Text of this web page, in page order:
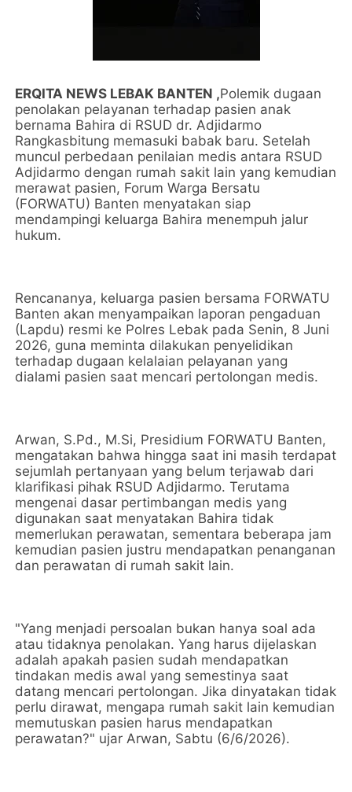
ERQITA NEWS LEBAK BANTEN ,Polemik dugaan
penolakan pelayanan terhadap pasien anak
bernama Bahira di RSUD dr. Adjidarmo
Rangkasbitung memasuki babak baru. Setelah
muncul perbedaan penilaian medis antara RSUD
Adjidarmo dengan rumah sakit lain yang kemudian
merawat pasien, Forum Warga Bersatu
(FORWATU) Banten menyatakan siap
mendampingi keluarga Bahira menempuh jalur
hukum.
Rencananya, keluarga pasien bersama FORWATU
Banten akan menyampaikan laporan pengaduan
(Lapdu) resmi ke Polres Lebak pada Senin, 8 Juni
2026, guna meminta dilakukan penyelidikan
terhadap dugaan kelalaian pelayanan yang
dialami pasien saat mencari pertolongan medis.
Arwan, S.Pd., M.Si, Presidium FORWATU Banten,
mengatakan bahwa hingga saat ini masih terdapat
sejumlah pertanyaan yang belum terjawab dari
klarifikasi pihak RSUD Adjidarmo. Terutama
mengenai dasar pertimbangan medis yang
digunakan saat menyatakan Bahira tidak
memerlukan perawatan, sementara beberapa jam
kemudian pasien justru mendapatkan penanganan
dan perawatan di rumah sakit lain.
"Yang menjadi persoalan bukan hanya soal ada
atau tidaknya penolakan. Yang harus dijelaskan
adalah apakah pasien sudah mendapatkan
tindakan medis awal yang semestinya saat
datang mencari pertolongan. Jika dinyatakan tidak
perlu dirawat, mengapa rumah sakit lain kemudian
memutuskan pasien harus mendapatkan
perawatan?" ujar Arwan, Sabtu (6/6/2026).